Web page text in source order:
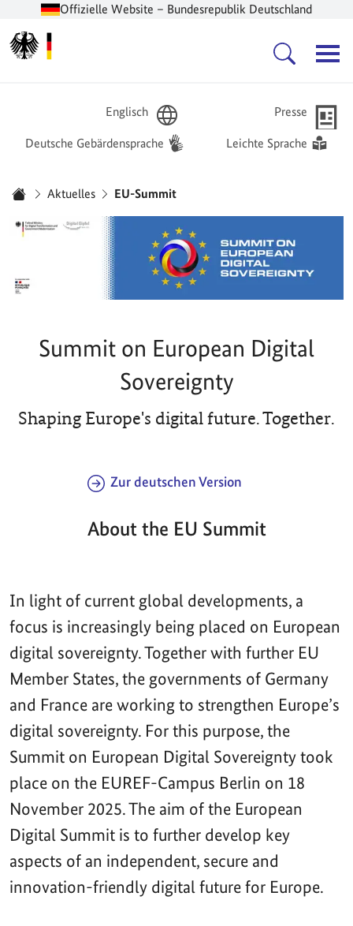
Offizielle Website – Bundesrepublik Deutschland
Englisch Presse
Deutsche Gebärdensprache Leichte Sprache
Aktuelles EU-Summit
Summit on European Digital
Sovereignty
Shaping Europe's digital future. Together.
Zur deutschen Version
About the EU Summit
In light of current global developments, a
focus is increasingly being placed on European
digital sovereignty. Together with further EU
Member States, the governments of Germany
and France are working to strengthen Europe’s
digital sovereignty. For this purpose, the
Summit on European Digital Sovereignty took
place on the EUREF-Campus Berlin on 18
November 2025. The aim of the European
Digital Summit is to further develop key
aspects of an independent, secure and
innovation-friendly digital future for Europe.